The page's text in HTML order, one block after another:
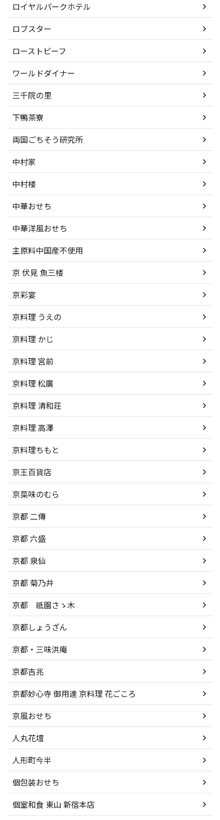
ロイヤルパークホテル
ロブスター
ローストビーフ
ワールドダイナー
三千院の里
下鴨茶寮
両国ごちそう研究所
中村家
中村楼
中華おせち
中華洋風おせち
主原料中国産不使用
京 伏見 魚三楼
京彩宴
京料理 うえの
京料理 かじ
京料理 宮前
京料理 松廣
京料理 清和荘
京料理 高澤
京料理ちもと
京王百貨店
京菜味のむら
京都 二傳
京都 六盛
京都 泉仙
京都 菊乃井
京都 祇園さゝ木
京都しょうざん
京都・三味洪庵
京都吉兆
京都妙心寺 御用達 京料理 花ごころ
京風おせち
人丸花壇
人形町今半
個包装おせち
個室和食 東山 新宿本店